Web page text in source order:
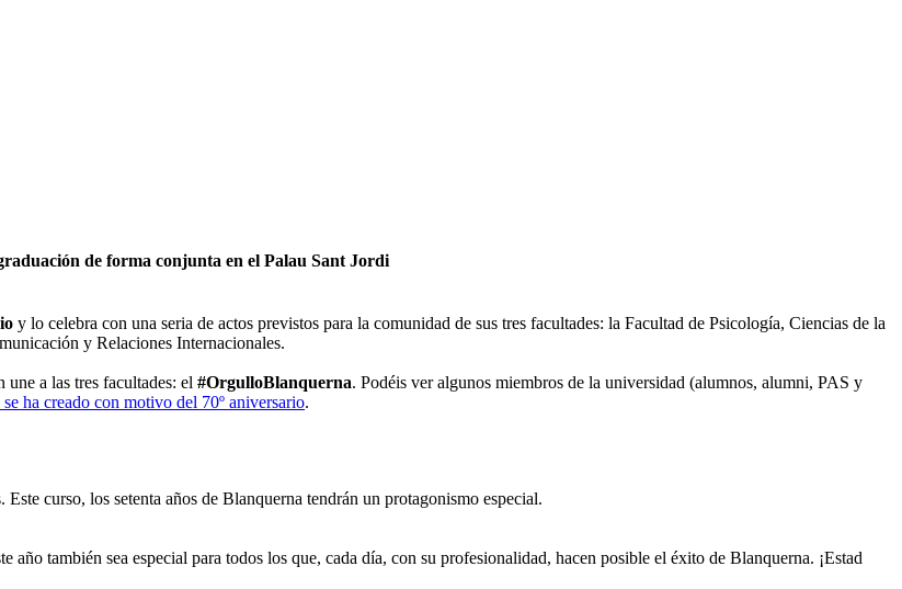
de forma conjunta en el Palau Sant Jordi
y lo celebra con una seria de actos previstos para la comunidad de sus tres facultades: la Facultad de Psicología, Ciencias de la
y Relaciones Internacionales.
a las tres facultades: el #OrgulloBlanquerna. Podéis ver algunos miembros de la universidad (alumnos, alumni, PAS y
ha creado con motivo del 70º aniversario.
curso, los setenta años de Blanquerna tendrán un protagonismo especial.
año también sea especial para todos los que, cada día, con su profesionalidad, hacen posible el éxito de Blanquerna. ¡Estad